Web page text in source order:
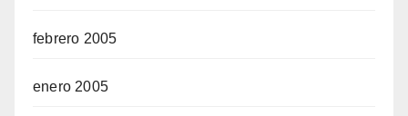
febrero 2005
enero 2005